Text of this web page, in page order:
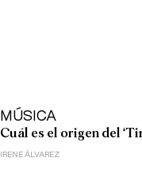
MÚSICA
Cuál es el origen del
IRENE ÁLVAREZ